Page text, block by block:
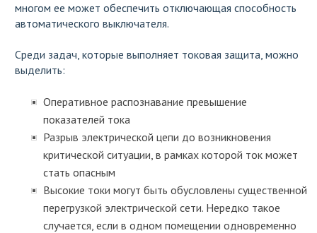
многом ее может обеспечить отключающая способность
автоматического выключателя.
Среди задач, которые выполняет токовая защита, можно
выделить:
Оперативное распознавание превышение
показателей тока
Разрыв электрической цепи до возникновения
критической ситуации, в рамках которой ток может
стать опасным
Высокие токи могут быть обусловлены существенной
перегрузкой электрической сети. Нередко такое
случается, если в одном помещении одновременно